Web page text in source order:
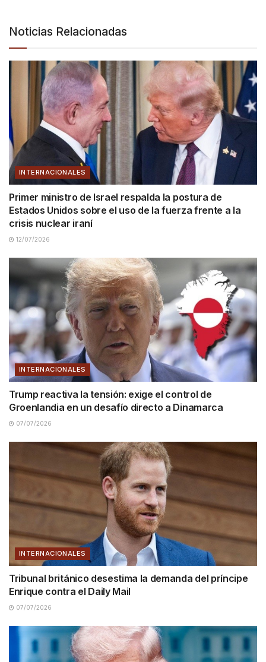
Noticias Relacionadas
INTERNACIONALES
Primer ministro de Israel respalda la postura de
Estados Unidos sobre el uso de la fuerza frente a la
crisis nuclear iraní
12/07/2026
INTERNACIONALES
Trump reactiva la tensión: exige el control de
Groenlandia en un desafío directo a Dinamarca
07/07/2026
INTERNACIONALES
Tribunal británico desestima la demanda del príncipe
Enrique contra el Daily Mail
07/07/2026